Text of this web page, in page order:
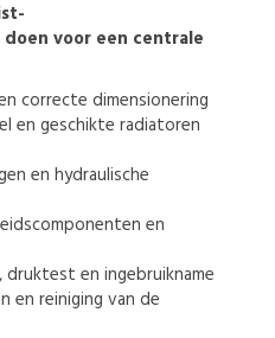
voor een centrale
correcte dimensionering
en geschikte radiatoren
en hydraulische
en
druktest en ingebruikname
en reiniging van de